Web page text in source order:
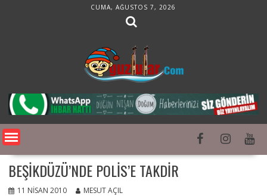
CUMA, AĞUSTOS 7, 2026
BEŞIKDÜZÜ’NDE POLIS’E TAKDIR
11 NISAN 2010 MESUT AÇIL